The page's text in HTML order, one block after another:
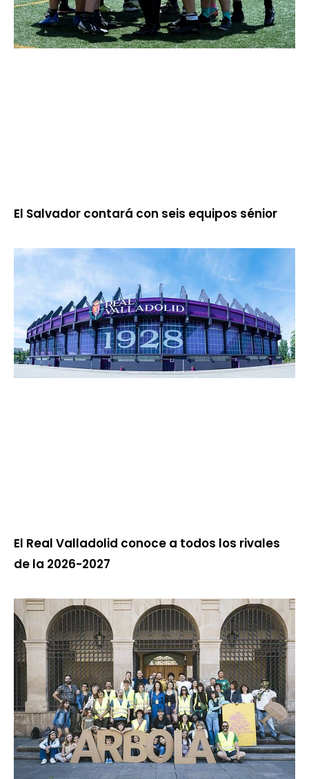
El Salvador contará con seis equipos sénior
El Real Valladolid conoce a todos los rivales
de la 2026-2027